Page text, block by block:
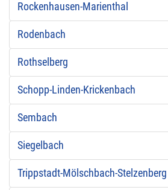
Rockenhausen-Marienthal
Rodenbach
Rothselberg
Schopp-Linden-Krickenbach
Sembach
Siegelbach
Trippstadt-Mölschbach-Stelzenberg